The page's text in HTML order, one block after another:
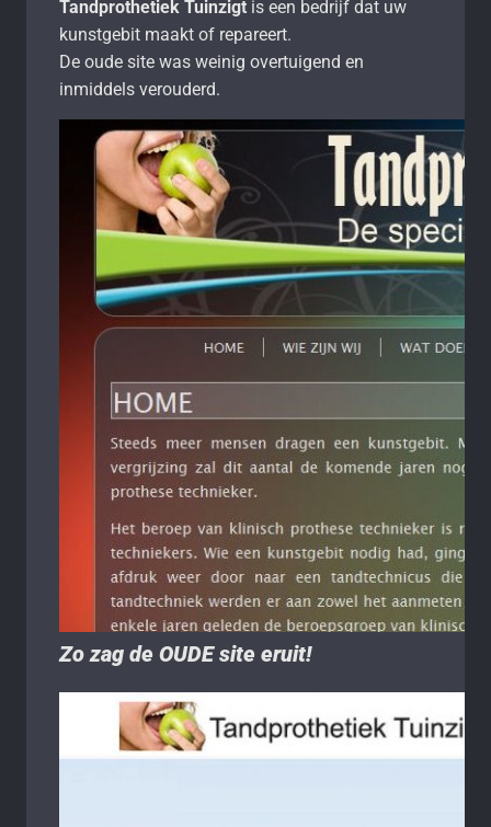
Tandprothetiek Tuinzigt is een bedrijf dat uw
kunstgebit maakt of repareert.
De oude site was weinig overtuigend en
inmiddels verouderd.
Zo zag de OUDE site eruit!